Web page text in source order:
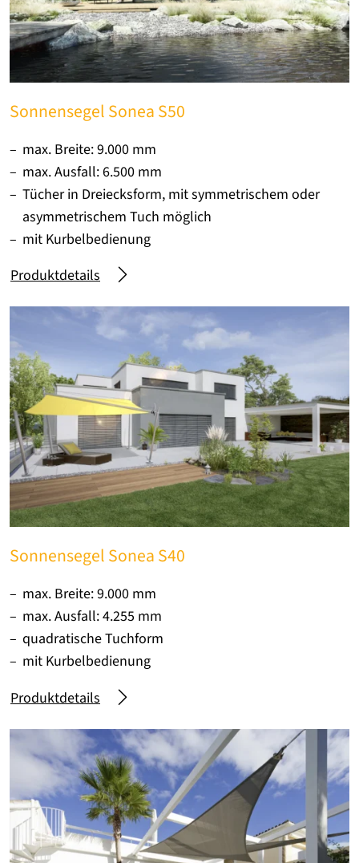
Sonnensegel Sonea S50
max. Breite: 9.000 mm
max. Ausfall: 6.500 mm
Tücher in Dreiecksform, mit symmetrischem oder
asymmetrischem Tuch möglich
mit Kurbelbedienung
Produktdetails
Sonnensegel Sonea S40
max. Breite: 9.000 mm
max. Ausfall: 4.255 mm
quadratische Tuchform
mit Kurbelbedienung
Produktdetails